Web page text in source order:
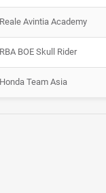
Reale Avintia Academy
RBA BOE Skull Rider
Honda Team Asia